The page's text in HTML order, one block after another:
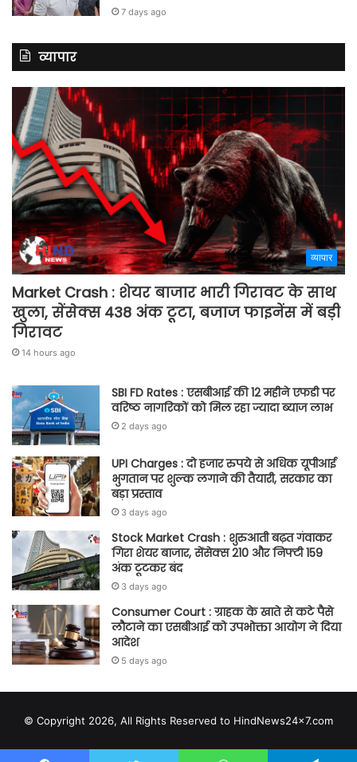
7 days ago
व्यापार
व्यापार
Market Crash : शेयर बाजार भारी गिरावट के साथ
खुला, सेंसेक्स 438 अंक टूटा, बजाज फाइनेंस में बड़ी
गिरावट
14 hours ago
SBI FD Rates : एसबीआई की 12 महीने एफडी पर
वरिष्ठ नागरिकों को मिल रहा ज्यादा ब्याज लाभ
2 days ago
UPI Charges : दो हजार रुपये से अधिक यूपीआई
भुगतान पर शुल्क लगाने की तैयारी, सरकार का
बड़ा प्रस्ताव
3 days ago
Stock Market Crash : शुरुआती बढ़त गंवाकर
गिरा शेयर बाजार, सेंसेक्स 210 और निफ्टी 159
अंक टूटकर बंद
3 days ago
Consumer Court : ग्राहक के खाते से कटे पैसे
लौटाने का एसबीआई को उपभोक्ता आयोग ने दिया
आदेश
5 days ago
© Copyright 2026, All Rights Reserved to HindNews24x7.com